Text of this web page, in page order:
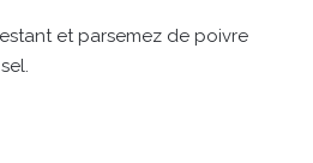
et parsemez de poivre